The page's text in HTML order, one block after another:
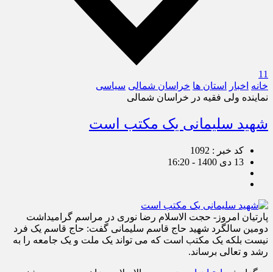
11
خانه اخبار استان ها خراسان شمالی سیاسی
نماینده ولی فقیه در خراسان شمالی
شهید سلیمانی یک مکتب است
کد خبر : 1092
13 دی 1400 - 16:20
پارتیان امروز- حجت الاسلام رضا نوری در مراسم گرامیداشت
دومین سالگرد شهید حاج قاسم سلیمانی گفت: حاج قاسم یک فرد
نیست بلکه یک مکتب است که می تواند یک ملت و یک جامعه را به
رشد و تعالی برساند.